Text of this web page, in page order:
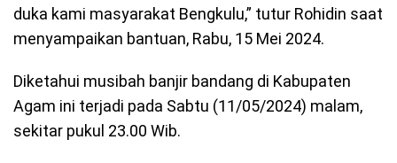
duka kami masyarakat Bengkulu,” tutur Rohidin saat
menyampaikan bantuan, Rabu, 15 Mei 2024.
Diketahui musibah banjir bandang di Kabupaten
Agam ini terjadi pada Sabtu (11/05/2024) malam,
sekitar pukul 23.00 Wib.